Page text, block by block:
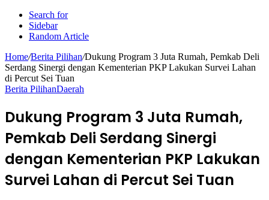
Search for
Sidebar
Random Article
Home/Berita Pilihan/Dukung Program 3 Juta Rumah, Pemkab Deli
Serdang Sinergi dengan Kementerian PKP Lakukan Survei Lahan
di Percut Sei Tuan
Berita PilihanDaerah
Dukung Program 3 Juta Rumah,
Pemkab Deli Serdang Sinergi
dengan Kementerian PKP Lakukan
Survei Lahan di Percut Sei Tuan